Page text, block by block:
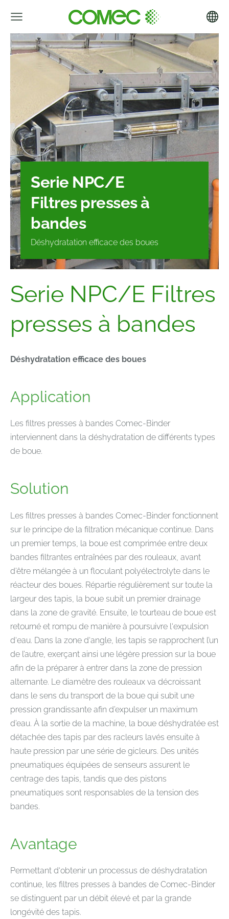
Serie NPC/E
Filtres presses à
bandes
Déshydratation efficace des boues
Serie NPC/E Filtres
presses à bandes
Déshydratation efficace des boues
Application
Les filtres presses à bandes Comec-Binder
interviennent dans la déshydratation de différents types
de boue.
Solution
Les filtres presses à bandes Comec-Binder fonctionnent
sur le principe de la filtration mécanique continue. Dans
un premier temps, la boue est comprimée entre deux
bandes filtrantes entraînées par des rouleaux, avant
d’être mélangée à un floculant polyélectrolyte dans le
réacteur des boues. Répartie régulièrement sur toute la
largeur des tapis, la boue subit un premier drainage
dans la zone de gravité. Ensuite, le tourteau de boue est
retourné et rompu de manière à poursuivre l‘expulsion
d‘eau. Dans la zone d‘angle, les tapis se rapprochent l’un
de l’autre, exerçant ainsi une légère pression sur la boue
afin de la préparer à entrer dans la zone de pression
alternante. Le diamètre des rouleaux va décroissant
dans le sens du transport de la boue qui subit une
pression grandissante afin d’expulser un maximum
d’eau. À la sortie de la machine, la boue déshydratée est
détachée des tapis par des racleurs lavés ensuite à
haute pression par une série de gicleurs. Des unités
pneumatiques équipées de senseurs assurent le
centrage des tapis, tandis que des pistons
pneumatiques sont responsables de la tension des
bandes.
Avantage
Permettant d‘obtenir un processus de déshydratation
continue, les filtres presses à bandes de Comec-Binder
se distinguent par un débit élevé et par la grande
longévité des tapis.